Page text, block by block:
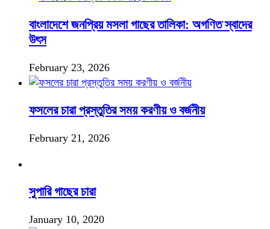
বাংলাদেশে জনপ্রিয় মসলা গাছের তালিকা: অগণিত স্বাদের
উৎস
February 23, 2026
ফসলের চারা প্রস্তুতির সময় করণীয় ও বর্জনীয়
February 21, 2026
সুপারি গাছের চারা
January 10, 2020